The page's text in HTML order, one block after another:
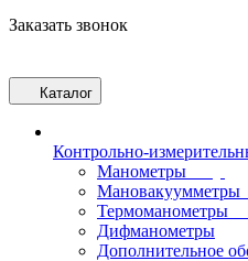
Заказать звонок
Каталог
Контрольно-
Манометры
Мановакуумметры
Термоманометры
Дифманометры
Дополнительное